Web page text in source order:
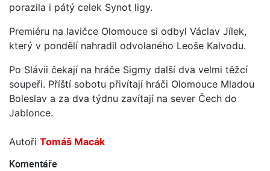
porazila i pátý celek Synot ligy.
Premiéru na lavičce Olomouce si odbyl Václav Jílek,
který v pondělí nahradil odvolaného Leoše Kalvodu.
Po Slávii čekají na hráče Sigmy další dva velmi těžcí
soupeři. Příští sobotu přivítají hráči Olomouce Mladou
Boleslav a za dva týdnu zavítají na sever Čech do
Jablonce.
Autoři Tomáš Macák
Komentáře